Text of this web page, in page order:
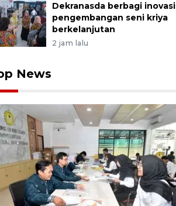
Dekranasda berbagi inovasi
pengembangan seni kriya
berkelanjutan
2 jam lalu
News